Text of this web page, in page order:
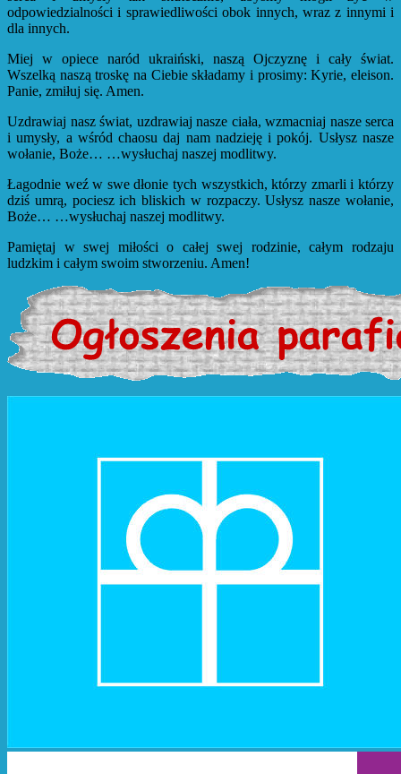
odpowiedzialności i sprawiedliwości obok innych, wraz z innymi i
dla innych.
Miej w opiece naród ukraiński, naszą Ojczyznę i cały świat.
Wszelką naszą troskę na Ciebie składamy i prosimy: Kyrie, eleison.
Panie, zmiłuj się. Amen.
Uzdrawiaj nasz świat, uzdrawiaj nasze ciała, wzmacniaj nasze serca
i umysły, a wśród chaosu daj nam nadzieję i pokój. Usłysz nasze
wołanie, Boże… …wysłuchaj naszej modlitwy.
Łagodnie weź w swe dłonie tych wszystkich, którzy zmarli i którzy
dziś umrą, pociesz ich bliskich w rozpaczy. Usłysz nasze wołanie,
Boże… …wysłuchaj naszej modlitwy.
Pamiętaj w swej miłości o całej swej rodzinie, całym rodzaju
ludzkim i całym swoim stworzeniu. Amen!